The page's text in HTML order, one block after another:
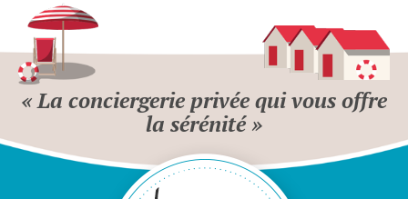
« La conciergerie privée qui vous offre
la sérénité »